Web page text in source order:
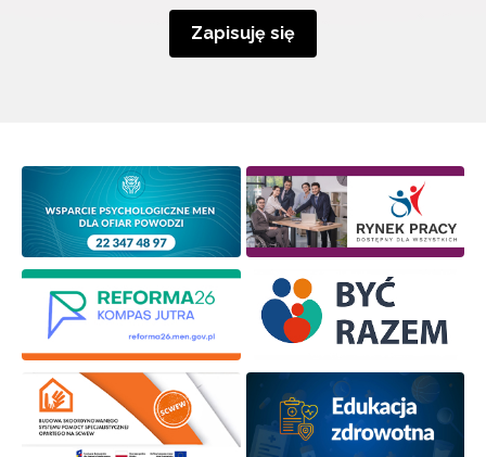
Zapisuję się
Wyrażam zgodę na przetwarzanie moich danych
osobowych przez ORE w celach marketingowych.